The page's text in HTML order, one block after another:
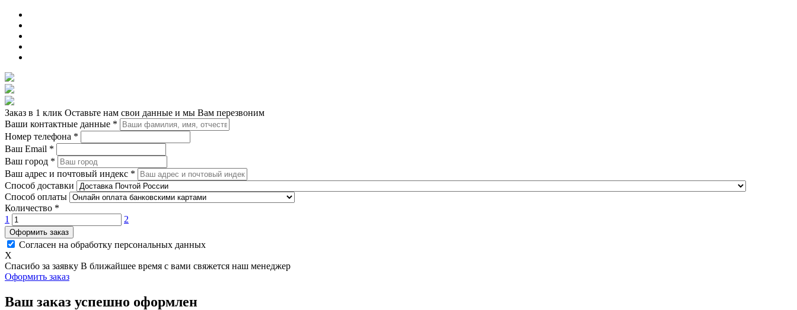
Заказ в 1 клик Оставьте нам свои данные и мы Вам перезвоним
Ваши контактные данные *
Номер телефона *
Ваш Email *
Ваш город *
Ваш адрес и почтовый индекс *
Способ доставки
Способ оплаты
Количество *
1
2
Оформить заказ
Согласен на обработку персональных данных
X
Спасибо за заявку В ближайшее время с вами свяжется наш менеджер
Оформить заказ
Ваш заказ успешно оформлен